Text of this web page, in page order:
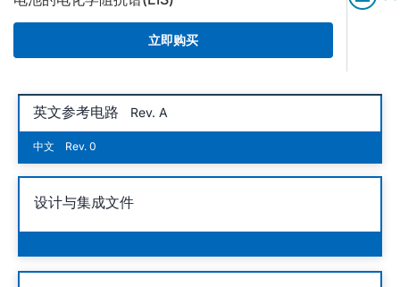
立即购买
英文参考电路 Rev. A
中文 Rev. 0
设计与集成文件